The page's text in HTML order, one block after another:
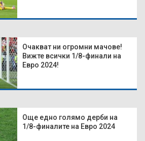
Очакват ни огромни мачове!
Вижте всички 1/8-финали на
Евро 2024!
Още едно голямо дерби на
1/8-финалите на Евро 2024